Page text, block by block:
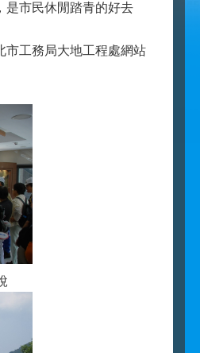
是市民休閒踏青的好去
工務局大地工程處網站